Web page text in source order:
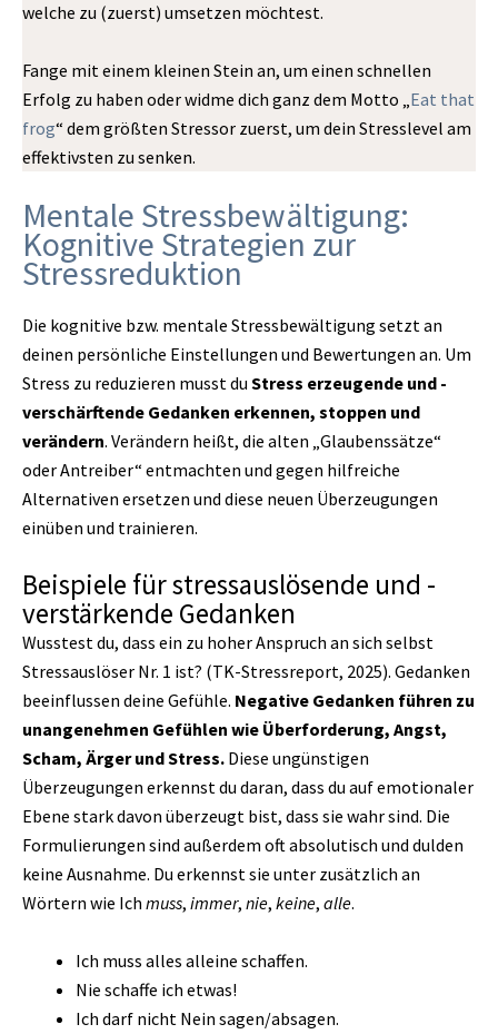
welche zu (zuerst) umsetzen möchtest.
Fange mit einem kleinen Stein an, um einen schnellen
Erfolg zu haben oder widme dich ganz dem Motto „Eat that
frog“ dem größten Stressor zuerst, um dein Stresslevel am
effektivsten zu senken.
Mentale Stressbewältigung:
Kognitive Strategien zur
Stressreduktion
Die kognitive bzw. mentale Stressbewältigung setzt an
deinen persönliche Einstellungen und Bewertungen an. Um
Stress zu reduzieren musst du Stress erzeugende und -
verschärftende Gedanken erkennen, stoppen und
verändern. Verändern heißt, die alten „Glaubenssätze“
oder Antreiber“ entmachten und gegen hilfreiche
Alternativen ersetzen und diese neuen Überzeugungen
einüben und trainieren.
Beispiele für stressauslösende und -
verstärkende Gedanken
Wusstest du, dass ein zu hoher Anspruch an sich selbst
Stressauslöser Nr. 1 ist? (TK-Stressreport, 2025). Gedanken
beeinflussen deine Gefühle. Negative Gedanken führen zu
unangenehmen Gefühlen wie Überforderung, Angst,
Scham, Ärger und Stress. Diese ungünstigen
Überzeugungen erkennst du daran, dass du auf emotionaler
Ebene stark davon überzeugt bist, dass sie wahr sind. Die
Formulierungen sind außerdem oft absolutisch und dulden
keine Ausnahme. Du erkennst sie unter zusätzlich an
Wörtern wie Ich muss, immer, nie, keine, alle.
Ich muss alles alleine schaffen.
Nie schaffe ich etwas!
Ich darf nicht Nein sagen/absagen.